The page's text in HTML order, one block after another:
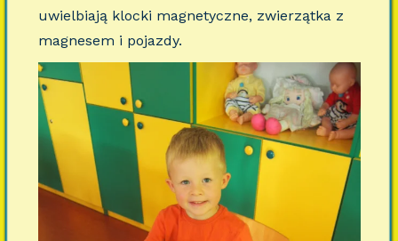
uwielbiają klocki magnetyczne, zwierzątka z
magnesem i pojazdy.